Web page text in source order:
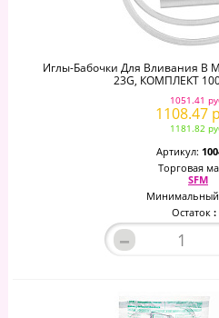
Иглы-Бабочки Для Вливания В
23G, КОМПЛЕКТ
1051.41
1108.47
1181.82
Артикул:
Торговая
SFM
Минимальный
Остаток :
–